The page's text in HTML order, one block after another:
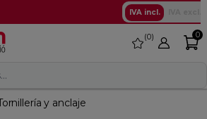
IVA incl.
favorite
0 0
y anclaje